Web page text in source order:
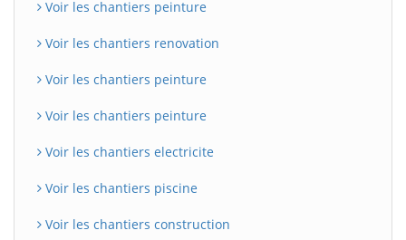
Voir les chantiers peinture
Voir les chantiers renovation
Voir les chantiers peinture
Voir les chantiers peinture
Voir les chantiers electricite
Voir les chantiers piscine
Voir les chantiers construction